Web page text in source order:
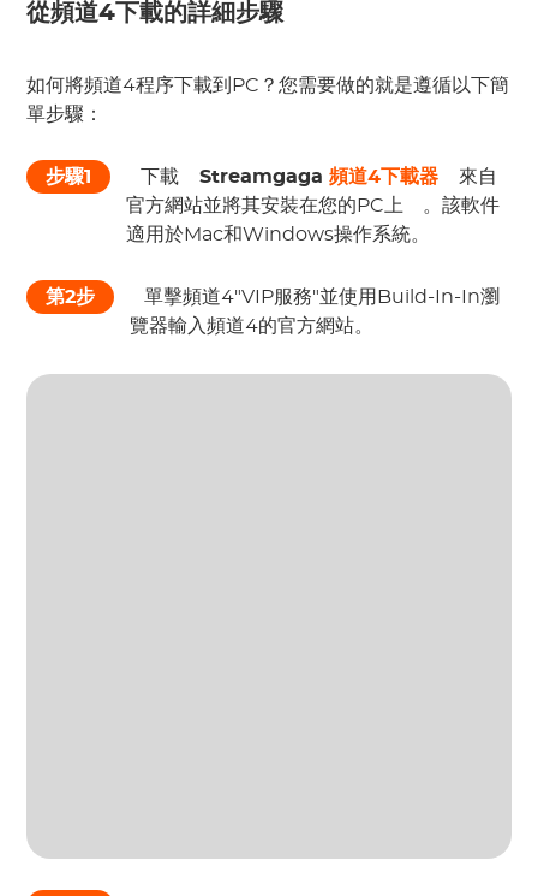
從頻道4下載的詳細步驟
如何將頻道4程序下載到PC？您需要做的就是遵循以下簡
單步驟：
步驟1 下載 Streamgaga頻道4下載器
官方網站並將其安裝在您的PC上
。該軟件
適用於Mac和Windows操作系統。
第2步
單擊頻道4"VIP服務"並使用Build-In-In瀏
覽器輸入頻道4的官方網站。